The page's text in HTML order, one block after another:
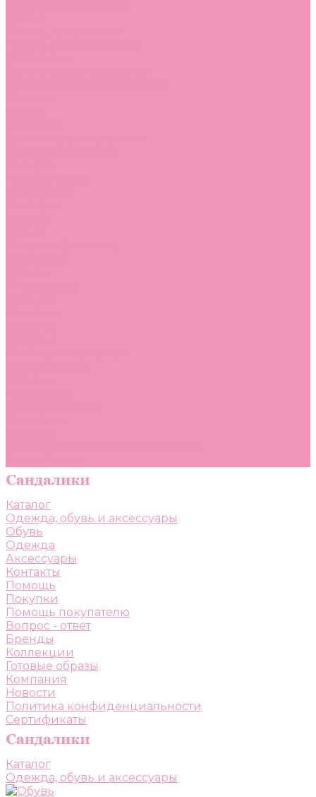
Каталог
Одежда, обувь и аксессуары
Обувь
Одежда
Аксессуары
Контакты
Помощь
Покупки
Помощь покупателю
Вопрос - ответ
Бренды
Коллекции
Готовые образы
Компания
Новости
Политика конфиденциальности
Сертификаты
Каталог
Одежда, обувь и аксессуары